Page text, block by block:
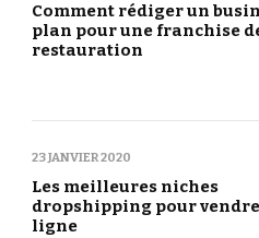
Comment rédiger un
plan pour une franchise
restauration
23 JANVIER 2020
Les meilleures niches
dropshipping pour
ligne